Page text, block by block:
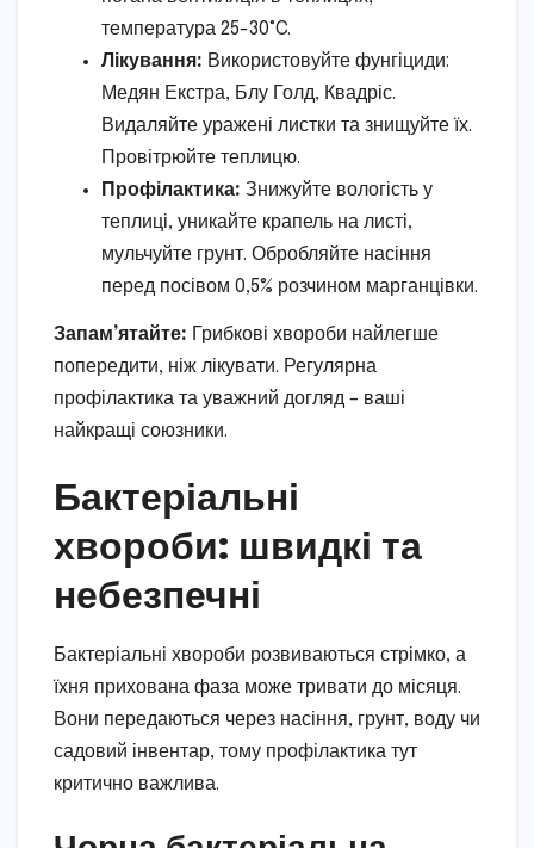
температура 25-30°C.
Лікування: Використовуйте фунгіциди:
Медян Екстра, Блу Голд, Квадріс.
Видаляйте уражені листки та знищуйте їх.
Провітрюйте теплицю.
Профілактика: Знижуйте вологість у
теплиці, уникайте крапель на листі,
мульчуйте грунт. Обробляйте насіння
перед посівом 0,5% розчином марганцівки.
Запам’ятайте: Грибкові хвороби найлегше
попередити, ніж лікувати. Регулярна
профілактика та уважний догляд – ваші
найкращі союзники.
Бактеріальні
хвороби: швидкі та
небезпечні
Бактеріальні хвороби розвиваються стрімко, а
їхня прихована фаза може тривати до місяця.
Вони передаються через насіння, грунт, воду чи
садовий інвентар, тому профілактика тут
критично важлива.